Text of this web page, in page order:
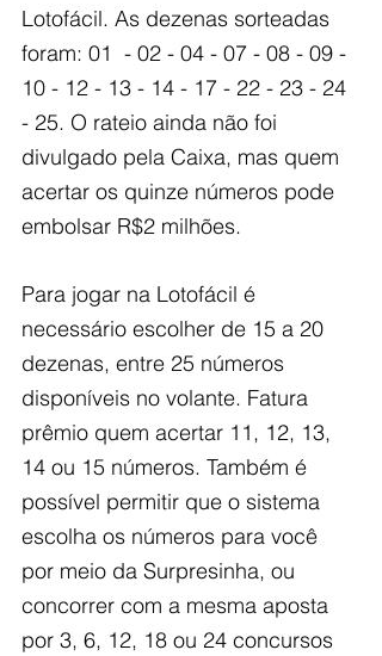
Lotofácil. As dezenas sorteadas
foram: 01  - 02 - 04 - 07 - 08 - 09 -
10 - 12 - 13 - 14 - 17 - 22 - 23 - 24
- 25. O rateio ainda não foi
divulgado pela Caixa, mas quem
acertar os quinze números pode
embolsar R$2 milhões.
Para jogar na Lotofácil é
necessário escolher de 15 a 20
dezenas, entre 25 números
disponíveis no volante. Fatura
prêmio quem acertar 11, 12, 13,
14 ou 15 números. Também é
possível permitir que o sistema
escolha os números para você
por meio da Surpresinha, ou
concorrer com a mesma aposta
por 3, 6, 12, 18 ou 24 concursos